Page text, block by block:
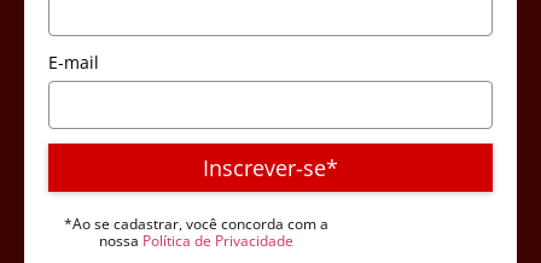
E-mail
Inscrever-se*
*Ao se cadastrar, você concorda com a
nossa Política de Privacidade